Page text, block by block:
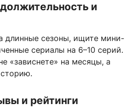
и
длинные сезоны, ищите мини-
сериалы на 6–10 серий.
«зависнете» на месяцы, а
и рейтинги